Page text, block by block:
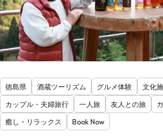
徳島県 酒蔵ツーリズム グルメ体験 文化
カップル・夫婦旅行
一人旅 友人との旅
癒し・リラックス
Book Now